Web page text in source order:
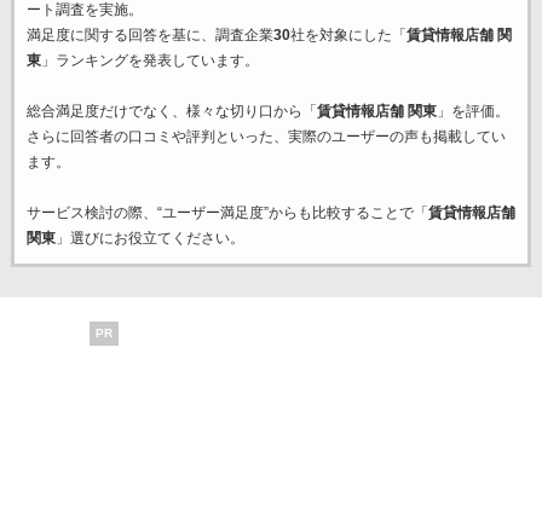
ート調査を実施。
満足度に関する回答を基に、調査企業30社を対象にした「 賃貸情報店舗 関
東」ランキングを発表しています。
総合満足度だけでなく、様々な切り口から「 賃貸情報店舗 関東」を評価。
さらに回答者の口コミや評判といった、実際のユーザーの声も掲載してい
ます。
サービス検討の際、“ユーザー満足度”からも比較することで「 賃貸情報店舗
関東」選びにお役立てください。
PR